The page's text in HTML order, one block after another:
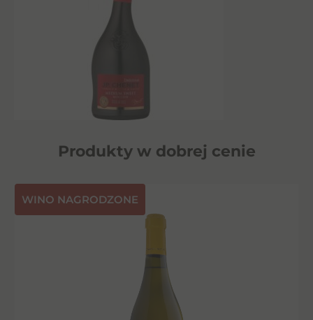
Produkty w dobrej cenie
⁠WINO NAGRODZONE